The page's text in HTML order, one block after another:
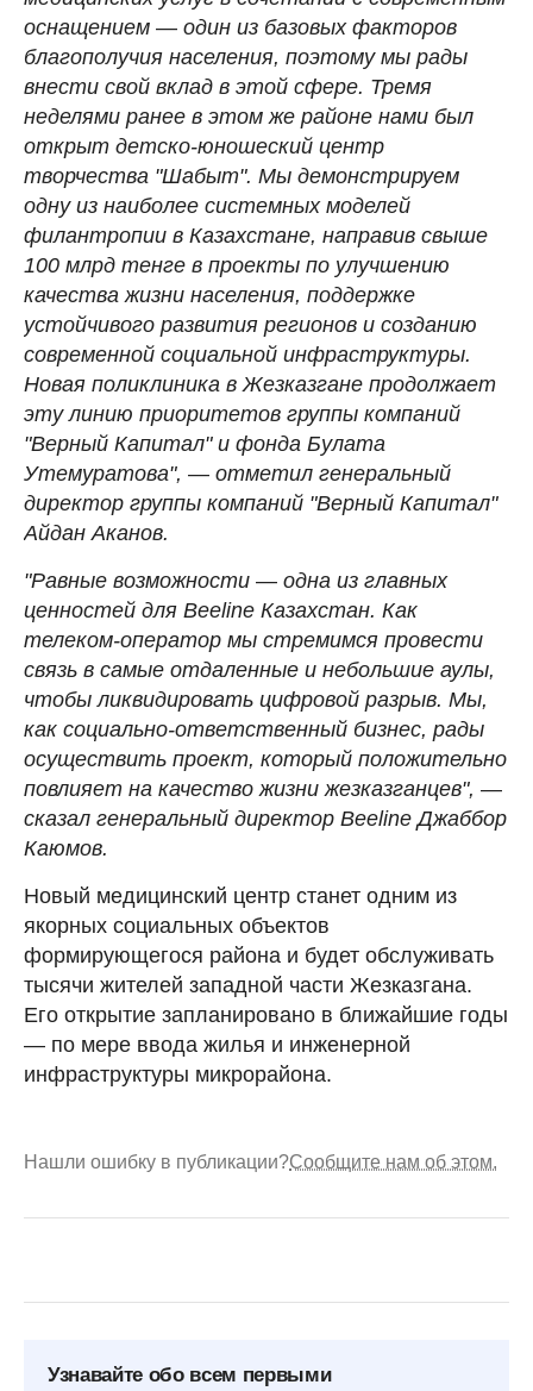
оснащением — один из базовых факторов
благополучия населения, поэтому мы рады
внести свой вклад в этой сфере. Тремя
неделями ранее в этом же районе нами был
открыт детско-юношеский центр
творчества "Шабыт". Мы демонстрируем
одну из наиболее системных моделей
филантропии в Казахстане, направив свыше
100 млрд тенге в проекты по улучшению
качества жизни населения, поддержке
устойчивого развития регионов и созданию
современной социальной инфраструктуры.
Новая поликлиника в Жезказгане продолжает
эту линию приоритетов группы компаний
"Верный Капитал" и фонда Булата
Утемуратова", — отметил генеральный
директор группы компаний "Верный Капитал"
Айдан Аканов.
"Равные возможности — одна из главных
ценностей для Beeline Казахстан. Как
телеком-оператор мы стремимся провести
связь в самые отдаленные и небольшие аулы,
чтобы ликвидировать цифровой разрыв. Мы,
как социально-ответственный бизнес, рады
осуществить проект, который положительно
повлияет на качество жизни жезказганцев", —
сказал генеральный директор Beeline Джаббор
Каюмов.
Новый медицинский центр станет одним из
якорных социальных объектов
формирующегося района и будет обслуживать
тысячи жителей западной части Жезказгана.
Его открытие запланировано в ближайшие годы
— по мере ввода жилья и инженерной
инфраструктуры микрорайона.
Нашли ошибку в публикации?Сообщите нам об этом.
Узнавайте обо всем первыми